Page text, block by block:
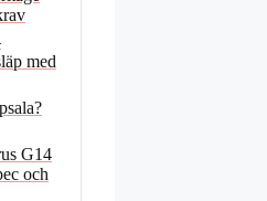
med
G14
och